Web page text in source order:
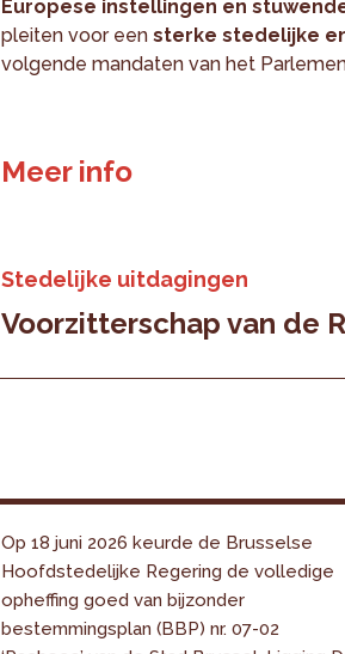
Europese instellingen en
pleiten voor eensterke stedelijke
volgende mandaten van het
Meer info
Stedelijke uitdagingen
Voorzitterschap van de
Op 18 juni 2026 keurde de Brusselse
Hoofdstedelijke Regering de volledige
opheffing goed van bijzonder
bestemmingsplan (BBP) nr. 07-02